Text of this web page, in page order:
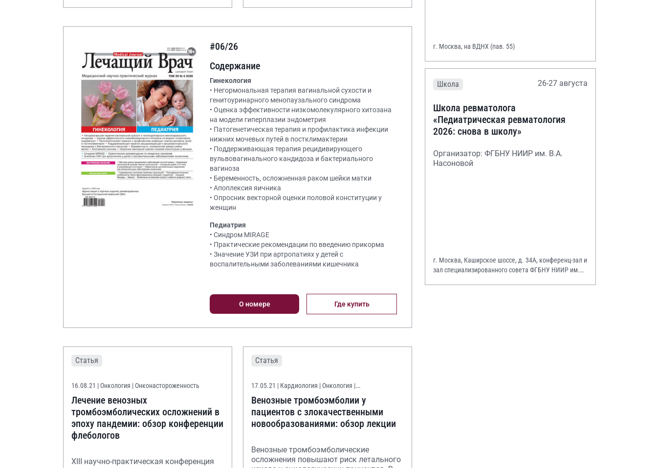
#06/26
Содержание
Гинекология
• Негормональная терапия вагинальной сухости и
генитоуринарного менопаузального синдрома
• Оценка эффективности низкомолекулярного хитозана
на модели гиперплазии эндометрия
• Патогенетическая терапия и профилактика инфекции
нижних мочевых путей в постклимактерии
• Поддерживающая терапия рецидивирующего
вульвовагинального кандидоза и бактериального
вагиноза
• Беременность, осложненная раком шейки матки
• Апоплексия яичника
• Опросник векторной оценки половой конституции у
женщин
Педиатрия
• Синдром MIRAGE
• Практические рекомендации по введению прикорма
• Значение УЗИ при артропатиях у детей с
воспалительными заболеваниями кишечника
О номере Где купить
Статья
16.08.21 | Онкология | Онконастороженность
Лечение венозных
тромбоэмболических осложнений в
эпоху пандемии: обзор конференции
флебологов
XIII научно-практическая конференция
Статья
17.05.21 | Кардиология | Онкология |
Онконастороженность
Венозные тромбоэмболии у
пациентов с злокачественными
новообразованиями: обзор лекции
Венозные тромбоэмболические
осложнения повышают риск летального
г. Москва, на ВДНХ (пав. 55)
Школа 26-27 августа
Школа ревматолога
«Педиатрическая ревматология
2026: снова в школу»
Организатор: ФГБНУ НИИР им. В.А.
Насоновой
г. Москва, Каширское шоссе, д. 34А, конференц-зал и
зал специализированного совета ФГБНУ НИИР им.